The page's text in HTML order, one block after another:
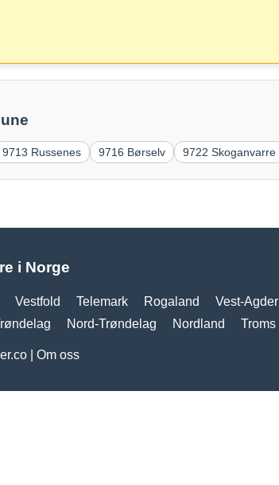
9713 Russenes 9716 Børselv 9722 Skoganvarre
i Norge
Vestfold Telemark Rogaland Vest-Agder
Nord-Trøndelag Nordland Troms
| Om oss